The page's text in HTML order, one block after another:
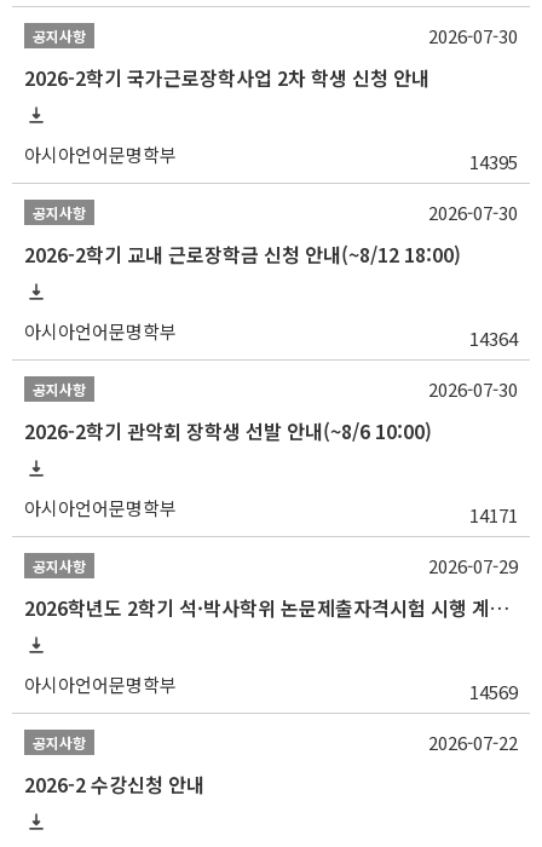
공지사항
2026-2학기 국가근로장학사업 2차 학생 신청 안내
아시아언어문명학부 14395
2026-07-30
공지사항
2026-2학기 교내 근로장학금 신청 안내(~8/12 18:00)
아시아언어문명학부 14364
2026-07-30
공지사항
2026-2학기 관악회 장학생 선발 안내(~8/6 10:00)
아시아언어문명학부 14171
2026-07-30
공지사항
2026학년도 2학기 석·박사학위 논문제출자격시험 시행 계획 공고
아시아언어문명학부 14569
2026-07-29
공지사항
2026-2 수강신청 안내
2026-07-22